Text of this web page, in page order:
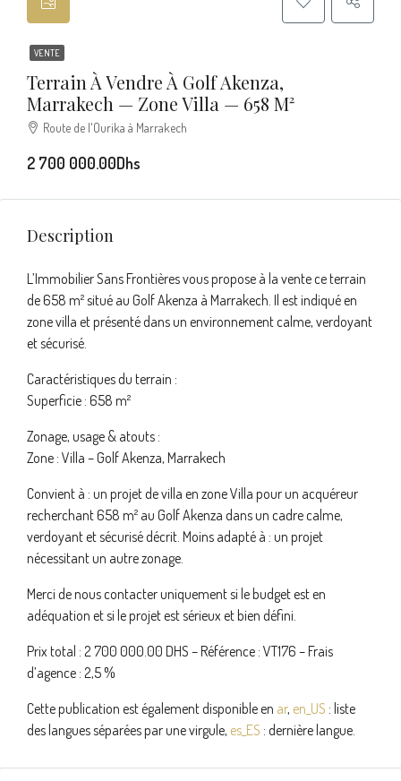
VENTE
Terrain À Vendre À Golf Akenza,
Marrakech — Zone Villa — 658 M²
Route de l'Ourika à Marrakech
2 700 000.00Dhs
Description
L’Immobilier Sans Frontières vous propose à la vente ce terrain
de 658 m² situé au Golf Akenza à Marrakech. Il est indiqué en
zone villa et présenté dans un environnement calme, verdoyant
et sécurisé.
Caractéristiques du terrain :
Superficie : 658 m²
Zonage, usage & atouts :
Zone : Villa – Golf Akenza, Marrakech
Convient à : un projet de villa en zone Villa pour un acquéreur
recherchant 658 m² au Golf Akenza dans un cadre calme,
verdoyant et sécurisé décrit. Moins adapté à : un projet
nécessitant un autre zonage.
Merci de nous contacter uniquement si le budget est en
adéquation et si le projet est sérieux et bien défini.
Prix total : 2 700 000.00 DHS – Référence : VT176 – Frais
d’agence : 2,5 %
Cette publication est également disponible en ar, en_US : liste
des langues séparées par une virgule, es_ES : dernière langue.